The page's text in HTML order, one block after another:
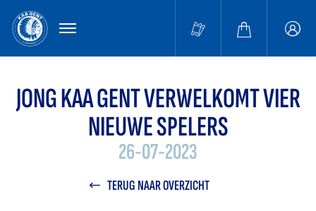
MENU
JONG KAA GENT VERWELKOMT VIER
NIEUWE SPELERS
26-07-2023
TERUG NAAR OVERZICHT